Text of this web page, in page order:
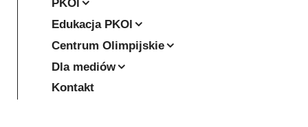
PKOl
Edukacja PKOl
Centrum Olimpijskie
Dla mediów
Kontakt